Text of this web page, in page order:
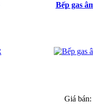
Bếp gas
Giá bán: